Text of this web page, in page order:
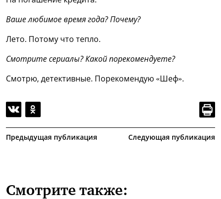
Ваше любимое время года? Почему?
Лето. Потому что тепло.
Смотрите сериалы? Какой порекомендуете?
Смотрю, детективные. Порекомендую «Шеф».
Предыдущая публикация Следующая публикация
Смотрите также: